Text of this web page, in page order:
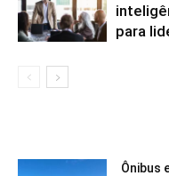
para
Ônibus